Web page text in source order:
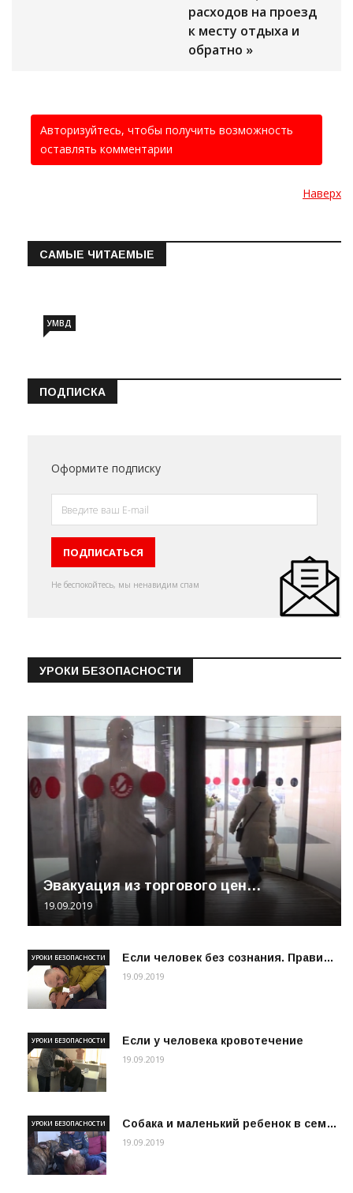
расходов на проезд
к месту отдыха и
обратно »
Авторизуйтесь, чтобы получить возможность
оставлять комментарии
Наверх
САМЫЕ ЧИТАЕМЫЕ
УМВД
ПОДПИСКА
Оформите подписку
Не беспокойтесь, мы ненавидим спам
УРОКИ БЕЗОПАСНОСТИ
Эвакуация из торгового цен…
19.09.2019
Если человек без сознания. Прави…
УРОКИ БЕЗОПАСНОСТИ
19.09.2019
Если у человека кровотечение
УРОКИ БЕЗОПАСНОСТИ
19.09.2019
Собака и маленький ребенок в сем…
УРОКИ БЕЗОПАСНОСТИ
19.09.2019